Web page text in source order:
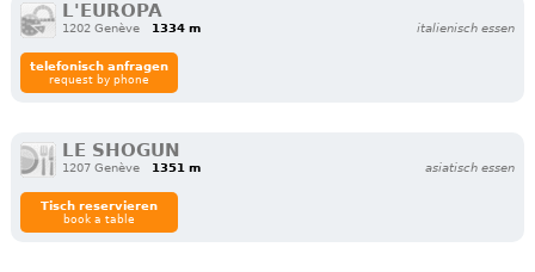
L'EUROPA
1202 Genève 1334 m italienisch essen
telefonisch anfragen
request by phone
LE SHOGUN
1207 Genève 1351 m asiatisch essen
Tisch reservieren
book a table